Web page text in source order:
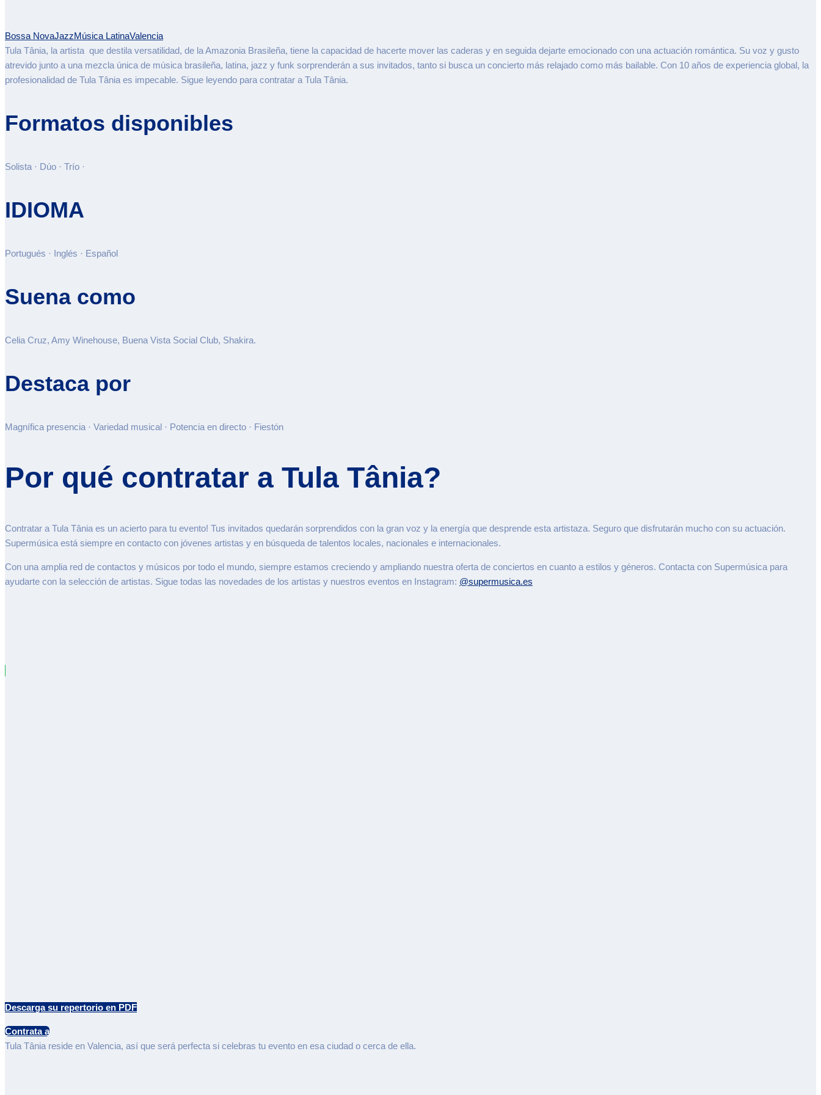
Bossa NovaJazzMúsica LatinaValencia
Tula Tânia, la artista que destila versatilidad, de la Amazonia Brasileña, tiene la capacidad de hacerte mover las caderas y en seguida dejarte emocionado con una actuación romántica. Su voz y gusto
atrevido junto a una mezcla única de música brasileña, latina, jazz y funk sorprenderán a sus invitados, tanto si busca un concierto más relajado como más bailable. Con 10 años de experiencia global, la
profesionalidad de Tula Tânia es impecable. Sigue leyendo para contratar a Tula Tânia.
Formatos disponibles
Solista · Dúo · Trío ·
IDIOMA
Portugués · Inglés · Español
Suena como
Celia Cruz, Amy Winehouse, Buena Vista Social Club, Shakira.
Destaca por
Magnífica presencia · Variedad musical · Potencia en directo · Fiestón
Por qué contratar a Tula Tânia?
Contratar a Tula Tânia es un acierto para tu evento! Tus invitados quedarán sorprendidos con la gran voz y la energía que desprende esta artistaza. Seguro que disfrutarán mucho con su actuación.
Supermúsica está siempre en contacto con jóvenes artistas y en búsqueda de talentos locales, nacionales e internacionales.
Con una amplia red de contactos y músicos por todo el mundo, siempre estamos creciendo y ampliando nuestra oferta de conciertos en cuanto a estilos y géneros. Contacta con Supermúsica para
ayudarte con la selección de artistas. Sigue todas las novedades de los artistas y nuestros eventos en Instagram: @supermusica.es
Descarga su repertorio en PDF
Contrata a
Tula Tânia reside en Valencia, así que será perfecta si celebras tu evento en esa ciudad o cerca de ella.